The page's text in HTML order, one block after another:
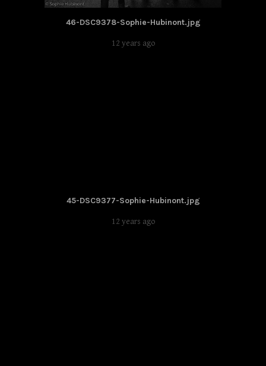
46-DSC9378-Sophie-Hubinont.jpg
12 years ago
45-DSC9377-Sophie-Hubinont.jpg
12 years ago